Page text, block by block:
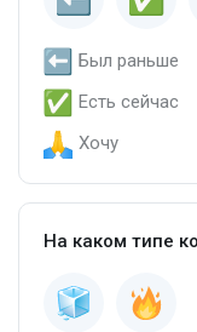
Был раньше
Есть сейчас
Хочу
На каком типе